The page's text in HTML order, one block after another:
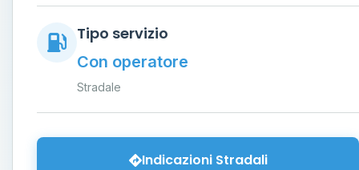
Tipo servizio
Con operatore
Stradale
Indicazioni Stradali